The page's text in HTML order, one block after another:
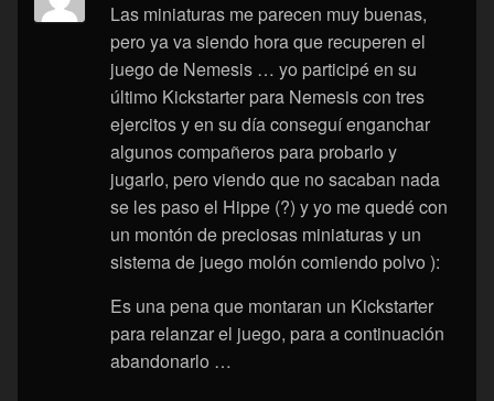
Las miniaturas me parecen muy buenas,
pero ya va siendo hora que recuperen el
juego de Nemesis … yo participé en su
último Kickstarter para Nemesis con tres
ejercitos y en su día conseguí enganchar
algunos compañeros para probarlo y
jugarlo, pero viendo que no sacaban nada
se les paso el Hippe (?) y yo me quedé con
un montón de preciosas miniaturas y un
sistema de juego molón comiendo polvo ):
Es una pena que montaran un Kickstarter
para relanzar el juego, para a continuación
abandonarlo …